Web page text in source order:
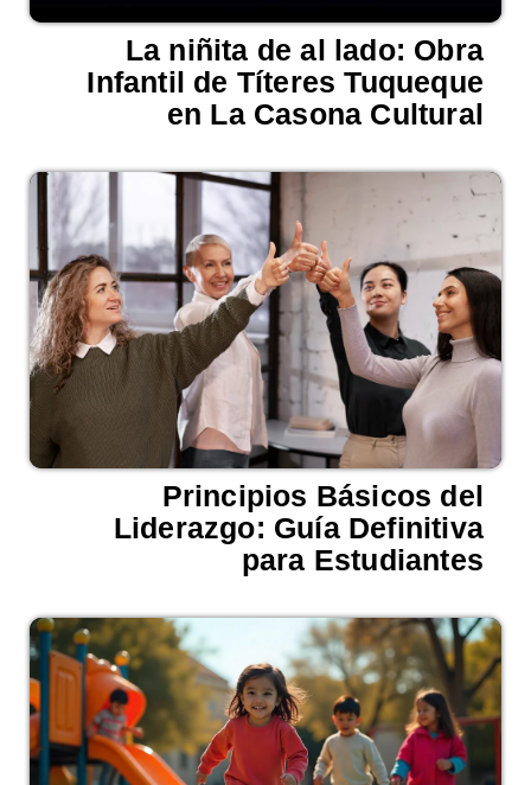
La niñita de al lado: Obra
Infantil de Títeres Tuqueque
en La Casona Cultural
Principios Básicos del
Liderazgo: Guía Definitiva
para Estudiantes